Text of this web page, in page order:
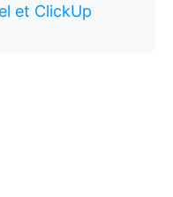
et ClickUp